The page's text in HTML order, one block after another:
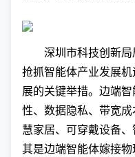
深圳市科技创新
抢抓智能体产业发展
展的关键举措。边端
性、数据隐私、带宽
慧家居、可穿戴设备
其是边端智能体嫁接